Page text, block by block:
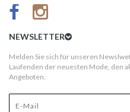
AGB
Kundeninformationen
Widerruf
NEWSLETTER
Melden Sie sich für unseren
Laufenden der neuesten Mode, den
Angeboten.